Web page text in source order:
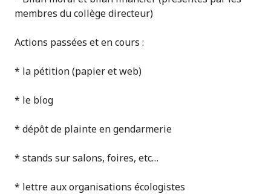
membres du collège directeur)
Actions passées et en cours :
* la pétition (papier et web)
* le blog
* dépôt de plainte en gendarmerie
* stands sur salons, foires, etc…
* lettre aux organisations écologistes